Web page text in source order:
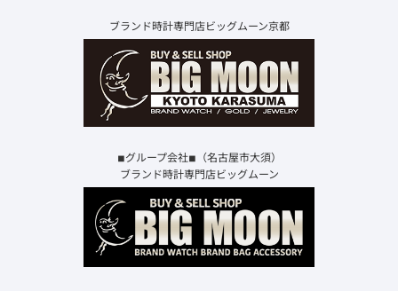
ブランド時計専門店ビッグムーン京都
◾︎グループ会社◾︎（名古屋市大須）
ブランド時計専門店ビッグムーン